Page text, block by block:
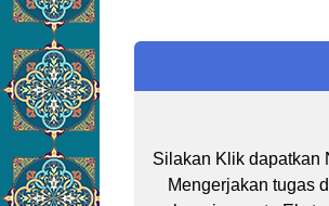
Silakan Klik dapatkan
Mengerjakan tugas